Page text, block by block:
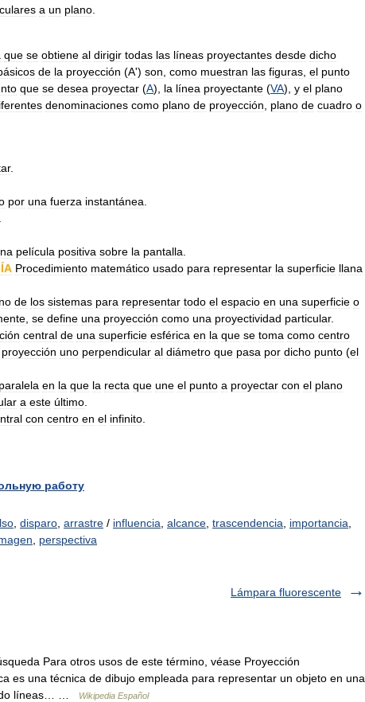
a un plano
que se obtiene al dirigir todas las líneas proyectantes desde dicho
de la proyección (A') son como muestran las figuras el punto
que se desea proyectar (A), la línea proyectante (VA), y el plano
denominaciones como plano de proyección plano de cuadro o
.
por una fuerza instantánea
película positiva sobre la pantalla
Procedimiento matemático usado para representar la superficie llana
de los sistemas para representar todo el espacio en una superficie o
se define una proyección como una proyectividad particular.
central de una superficie esférica en la que se toma como centro
proyección uno perpendicular al diámetro que pasa por dicho punto (el
paralela en la que la recta que une el punto a proyectar con el plano
a este último
con centro en el infinito
работу
disparo arrastre / influencia alcance trascendencia importancia
perspectiva
Lámpara fluorescente
Para otros usos de este término, véase Proyección
es una técnica de dibujo empleada para representar un objeto en una
líneas… …
Wikipedia Español